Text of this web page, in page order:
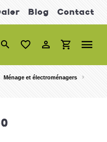
Blog Contact
Ménage et électroménagers